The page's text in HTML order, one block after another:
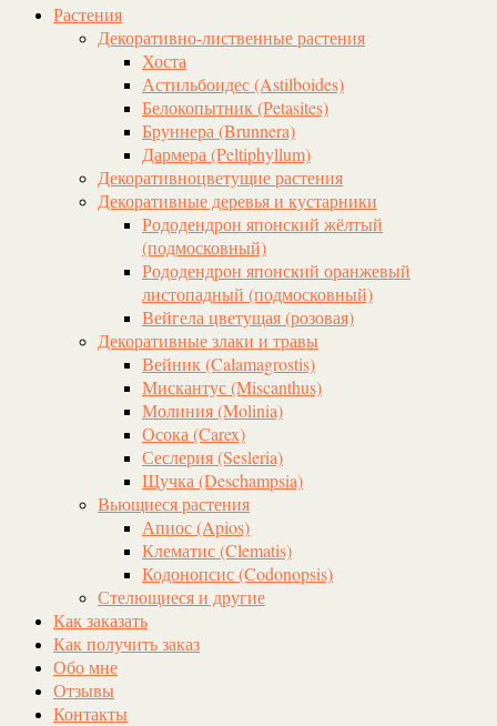
Растения
Декоративно-лиственные растения
Хоста
Астильбоидес (Astilboides)
Белокопытник (Рetasites)
Бруннера (Brunnera)
Дармера (Peltiphyllum)
Декоративноцветущие растения
Декоративные деревья и кустарники
Рододендрон японский жёлтый
(подмосковный)
Рододендрон японский оранжевый
листопадный (подмосковный)
Вейгела цветущая (розовая)
Декоративные злаки и травы
Вейник (Calamagrostis)
Мискантус (Miscanthus)
Молиния (Molinia)
Осока (Carex)
Сеслерия (Sesleria)
Щучка (Deschampsia)
Вьющиеся растения
Апиос (Apios)
Клематис (Clematis)
Кодонопсис (Codonopsis)
Стелющиеся и другие
Как заказать
Как получить заказ
Обо мне
Отзывы
Контакты